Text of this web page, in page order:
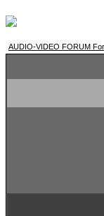
AUDIO-VIDEO FORUM